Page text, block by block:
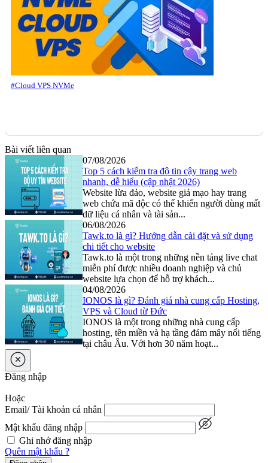
#Cloud VPS NVMe
Bài viết liên quan
07/08/2026
Top 5 cách kiểm tra độ tin cậy trang web
nhanh, dễ hiểu (cập nhật 2026)
Website lừa đảo, website giả mạo hay trang
web chứa mã độc có thể khiến người dùng mất
dữ liệu cá nhân và tài sản...
06/08/2026
Tawk.to là gì? Hướng dẫn cài đặt và sử dụng
chi tiết cho website
Tawk.to là một trong những nền tảng live chat
miễn phí được nhiều doanh nghiệp và chủ
website lựa chọn để hỗ trợ khách...
04/08/2026
IONOS là gì? Đánh giá nhà cung cấp Hosting,
VPS và Cloud từ Đức
IONOS là một trong những nhà cung cấp
hosting, tên miền và hạ tầng đám mây nổi tiếng
tại châu Âu. Với hơn 30 năm hoạt...
Đăng nhập
Hoặc
Email/ Tài khoản cá nhân
Mật khẩu đăng nhập
Ghi nhớ đăng nhập
Quên mật khẩu ?